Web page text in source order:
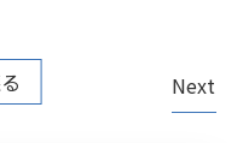
Next